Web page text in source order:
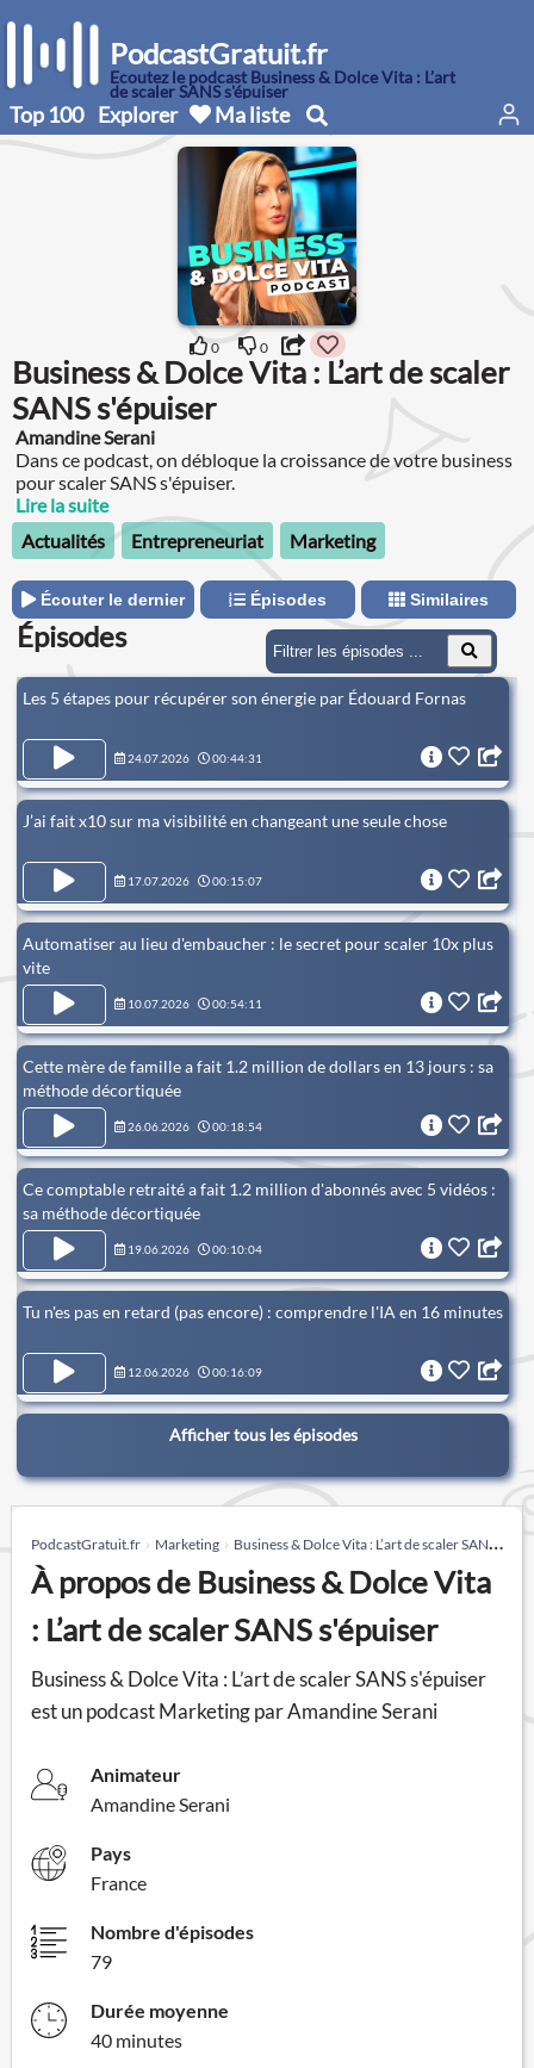
PodcastGratuit.fr
Écoutez le podcast Business & Dolce Vita : L’art
de scaler SANS s'épuiser
Top 100 Explorer Ma liste
0 0
Business & Dolce Vita : L’art de scaler
SANS s'épuiser
Amandine Serani
Dans ce podcast, on débloque la croissance de votre business
pour scaler SANS s'épuiser.
Lire la suite
Actualités
Entrepreneuriat Marketing
Écouter le dernier Épisodes Similaires
Épisodes
Les 5 étapes pour récupérer son énergie par Édouard Fornas
24.07.2026 00:44:31
J’ai fait x10 sur ma visibilité en changeant une seule chose
17.07.2026 00:15:07
Automatiser au lieu d'embaucher : le secret pour scaler 10x plus
vite
10.07.2026 00:54:11
Cette mère de famille a fait 1.2 million de dollars en 13 jours : sa
méthode décortiquée
26.06.2026 00:18:54
Ce comptable retraité a fait 1.2 million d'abonnés avec 5 vidéos :
sa méthode décortiquée
19.06.2026 00:10:04
Tu n'es pas en retard (pas encore) : comprendre l'IA en 16 minutes
12.06.2026 00:16:09
Afficher tous les épisodes
PodcastGratuit.fr Marketing Business & Dolce Vita : L’art de scaler SANS s'épuiser
À propos de Business & Dolce Vita
: L’art de scaler SANS s'épuiser
Business & Dolce Vita : L’art de scaler SANS s'épuiser
est un podcast Marketing par Amandine Serani
Animateur
Amandine Serani
Pays
France
Nombre d'épisodes
79
Durée moyenne
40 minutes